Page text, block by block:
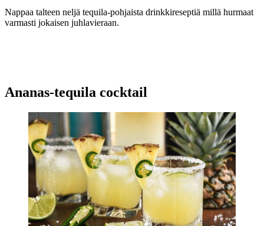
Nappaa talteen neljä tequila-pohjaista drinkkireseptiä millä hurmaat
varmasti jokaisen juhlavieraan.
Ananas-tequila cocktail